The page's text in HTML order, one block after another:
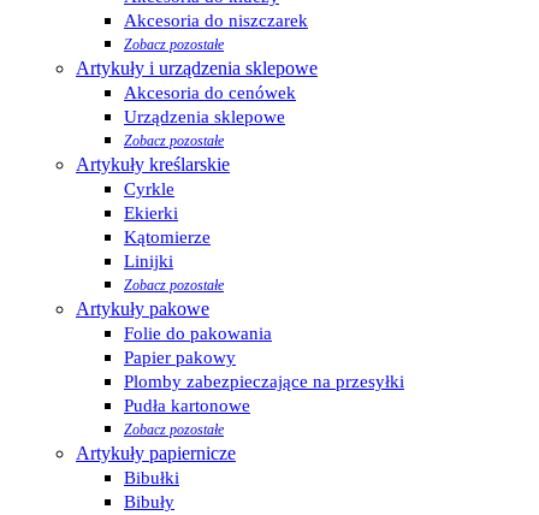
Akcesoria do niszczarek
Zobacz pozostałe
Artykuły i urządzenia sklepowe
Akcesoria do cenówek
Urządzenia sklepowe
Zobacz pozostałe
Artykuły kreślarskie
Cyrkle
Ekierki
Kątomierze
Linijki
Zobacz pozostałe
Artykuły pakowe
Folie do pakowania
Papier pakowy
Plomby zabezpieczające na przesyłki
Pudła kartonowe
Zobacz pozostałe
Artykuły papiernicze
Bibułki
Bibuły